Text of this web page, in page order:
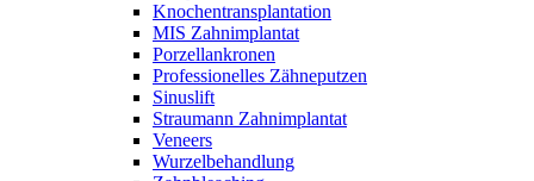
Knochentransplantation
MIS Zahnimplantat
Porzellankronen
Professionelles Zähneputzen
Sinuslift
Straumann Zahnimplantat
Veneers
Wurzelbehandlung